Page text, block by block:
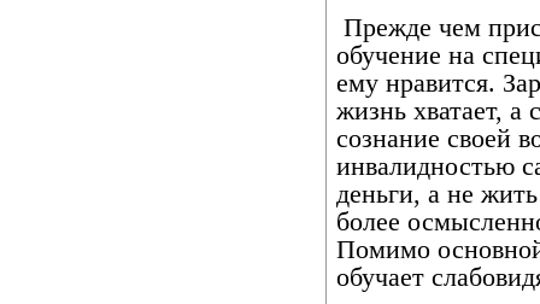
Прежде чем
обучение на
ему нравится.
жизнь хватает, а
сознание своей
инвалидностью
деньги, а не
более
Помимо
обучает